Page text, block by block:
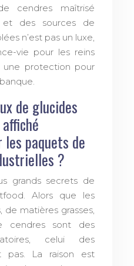
cendres maîtrisé
et des sources de
n’est pas un luxe,
vie pour les reins
protection pour
de glucides
paquets de
?
grands secrets de
Alors que les
matières grasses,
sont des
celui des
pas. La raison est